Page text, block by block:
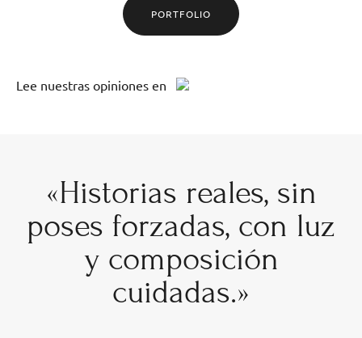
PORTFOLIO
Lee nuestras opiniones en
«Historias reales, sin
poses forzadas, con luz
y composición
cuidadas.»